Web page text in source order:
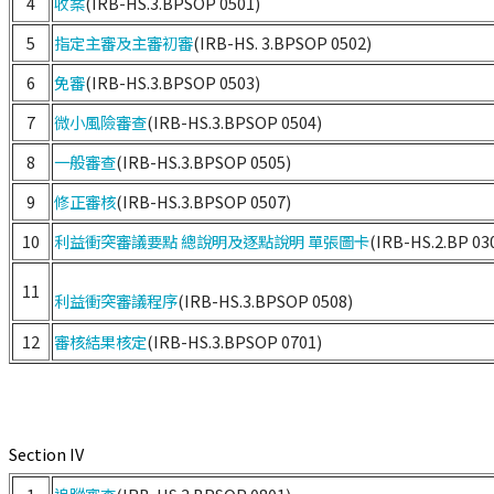
5
指定主審及主審初審(IRB-HS. 3.BPSOP 0502)
6
免審(IRB-HS.3.BPSOP 0503)
7
微小風險審查(IRB-HS.3.BPSOP 0504)
8
一般審查(IRB-HS.3.BPSOP 0505)
9
修正審核(IRB-HS.3.BPSOP 0507)
10
利益衝突審議要點總說明及逐點說明單張圖卡(IRB-HS.2.BP
11 利益衝突審議程序(IRB-HS.3.BPSOP 0508)
12
審核結果核定(IRB-HS.3.BPSOP 0701)
Section IV